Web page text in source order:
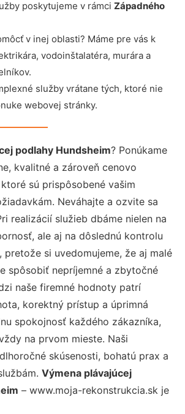
poskytujeme v rámci Západného
v inej oblasti? Máme pre vás k
vodoinštalatéra, murára a
služby vrátane tých, ktoré nie
webovej stránky.
podlahy Hundsheim? Ponúkame
kvalitné a zároveň cenovo
sú prispôsobené vašim
Neváhajte a ozvite sa
realizácií služieb dbáme nielen na
ale aj na dôslednú kontrolu
pretože si uvedomujeme, že aj malé
spôsobiť nepríjemné a zbytočné
naše firemné hodnoty patrí
korektný prístup a úprimná
spokojnosť každého zákazníka,
na prvom mieste. Naši
skúsenosti, bohatú prax a
Výmena plávajúcej
– www.moja-rekonstrukcia.sk je